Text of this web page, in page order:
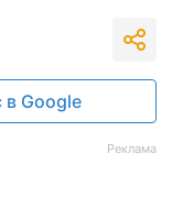
в Google
Реклама